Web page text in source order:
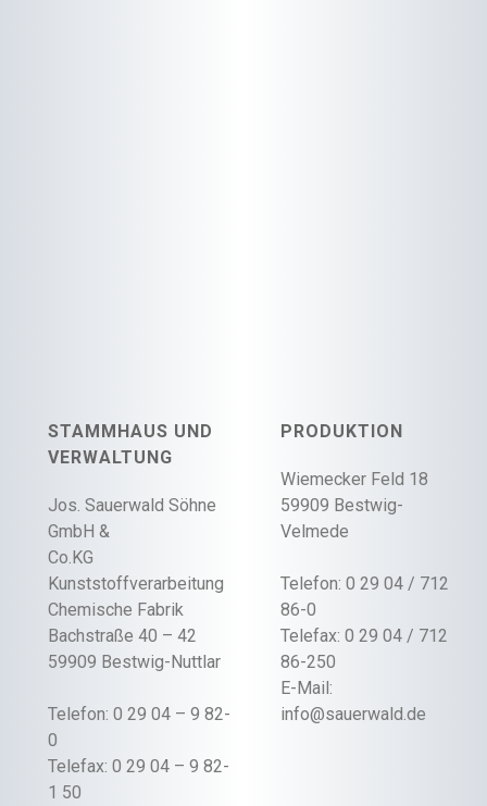
STAMMHAUS UND
VERWALTUNG
Jos. Sauerwald Söhne
GmbH &
Co.KG
Kunststoffverarbeitung
Chemische Fabrik
Bachstraße 40 – 42
59909 Bestwig-Nuttlar
Telefon: 0 29 04 – 9 82-
0
Telefax: 0 29 04 – 9 82-
1 50
PRODUKTION
Wiemecker Feld 18
59909 Bestwig-
Velmede
Telefon: 0 29 04 / 712
86-0
Telefax: 0 29 04 / 712
86-250
E-Mail:
info@sauerwald.de